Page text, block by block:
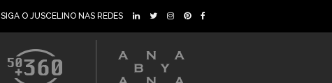
SIGA O JUSCELINO NAS REDES